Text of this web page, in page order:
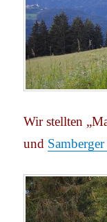
Wir stellten
und